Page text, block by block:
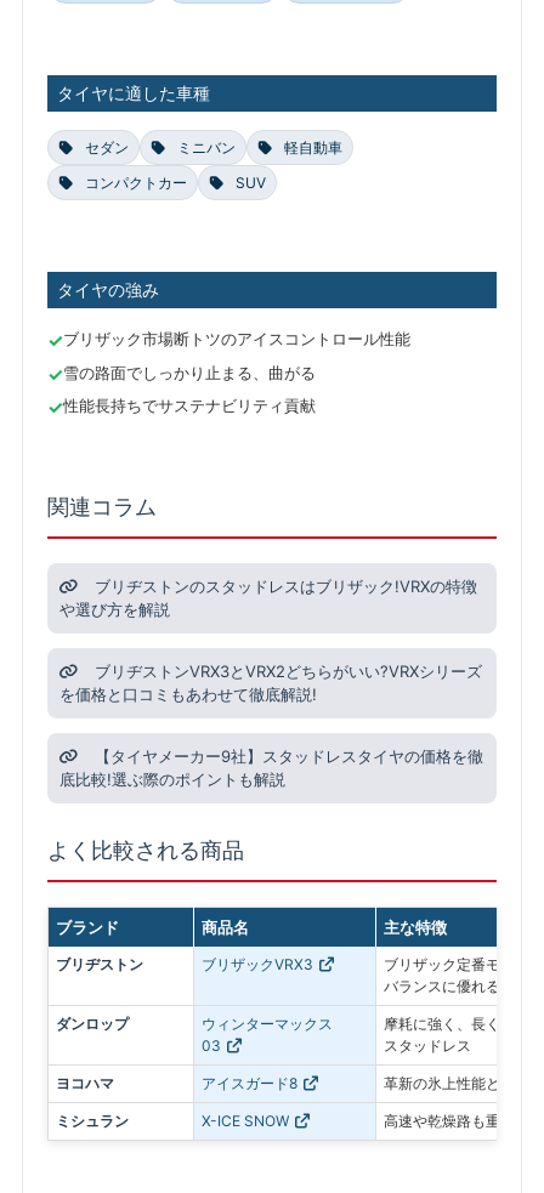
タイヤに適した車種
セダン ミニバン
軽自動車
コンパクトカー
SUV
タイヤの強み
ブリザック市場断トツのアイスコントロール性能
雪の路面でしっかり止まる、曲がる
性能長持ちでサステナビリティ貢献
関連コラム
ブリヂストンのスタッドレスはブリザック!VRXの特徴
や選び方を解説
ブリヂストンVRX3とVRX2どちらがいい?VRXシリーズ
を価格と口コミもあわせて徹底解説!
【タイヤメーカー9社】スタッドレスタイヤの価格を徹
底比較!選ぶ際のポイントも解説
よく比較される商品
ブランド 商品名 主な特徴
ブリヂストン ブリザックVRX3
ブリザック定番モデル
バランスに優れる
ダンロップ
ウィンターマックス
03
摩耗に強く、長く使い
スタッドレス
ヨコハマ アイスガード8 革新の氷上性能と静粛
ミシュラン X-ICE SNOW 高速や乾燥路も重視し